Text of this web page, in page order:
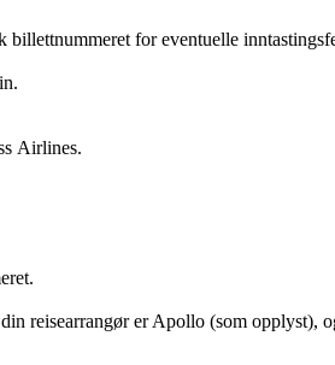
billettnummeret for eventuelle
Airlines.
reisearrangør er Apollo (som